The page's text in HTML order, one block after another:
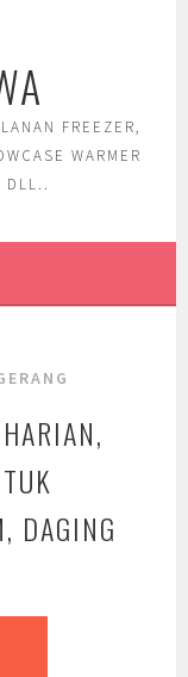
FREEZER,
WARMER
DLL..
DAGING